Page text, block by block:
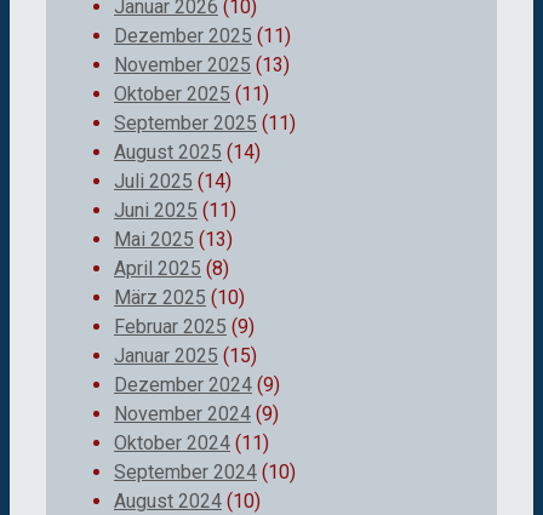
Januar 2026 (10)
Dezember 2025 (11)
November 2025 (13)
Oktober 2025 (11)
September 2025 (11)
August 2025 (14)
Juli 2025 (14)
Juni 2025 (11)
Mai 2025 (13)
April 2025 (8)
März 2025 (10)
Februar 2025 (9)
Januar 2025 (15)
Dezember 2024 (9)
November 2024 (9)
Oktober 2024 (11)
September 2024 (10)
August 2024 (10)